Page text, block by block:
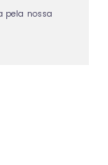
pela nossa